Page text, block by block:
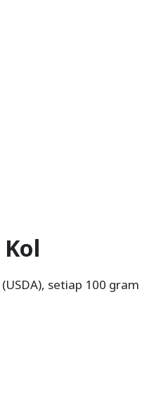
setiap 100 gram